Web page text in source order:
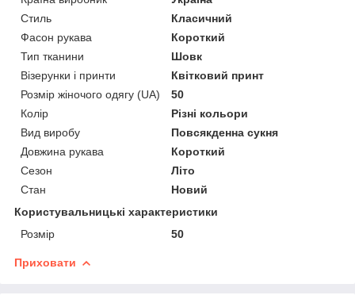
Стиль
Класичний
Фасон рукава
Короткий
Тип тканини
Шовк
Візерунки і принти
Квітковий принт
Розмір жіночого одягу (UA)
50
Колір
Різні кольори
Вид виробу
Повсякденна сукня
Довжина рукава
Короткий
Сезон
Літо
Стан
Новий
Користувальницькі характеристики
Розмір
50
Приховати